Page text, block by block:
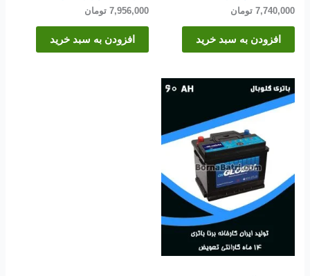
7,740,000 تومان
افزودن به سبد خرید
7,956,000 تومان
افزودن به سبد خرید